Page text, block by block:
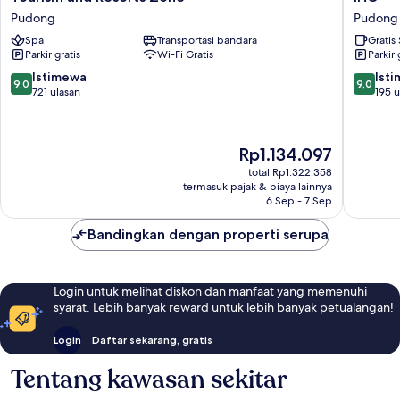
Shanghai
International
Tourism
and
Resorts
Pudong
Spa
Transportasi bandara
Parkir gratis
Wi-Fi Gratis
9.0
dari
9,0 Istimewa
721 ulasan
Harga
sekarang
Rp1.134.097
Rp1.134.097
total Rp1.322.358
termasuk pajak & biaya lainnya
6 Sep - 7 Sep
PVG
Zhuqiao
by
IHG
Pudong
Gratis
Parkir
9.0
dari
9,0
195
Bandingkan dengan properti serupa
Login untuk melihat diskon dan manfaat yang memenuhi
syarat. Lebih banyak reward untuk lebih banyak petualangan!
Login Daftar sekarang, gratis
Tentang kawasan sekitar